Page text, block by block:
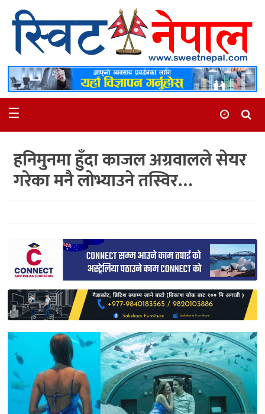
समाचार
स्थानीय
मनोरञ्जन
अन्तर्वार्ता
समाज
भिडियो
साहित्य
प्रदेश
English
☰
हनिमुनमा हुँदा काजल अग्रवालले सेयर
गरेका मनै लोभ्याउने तस्विर…